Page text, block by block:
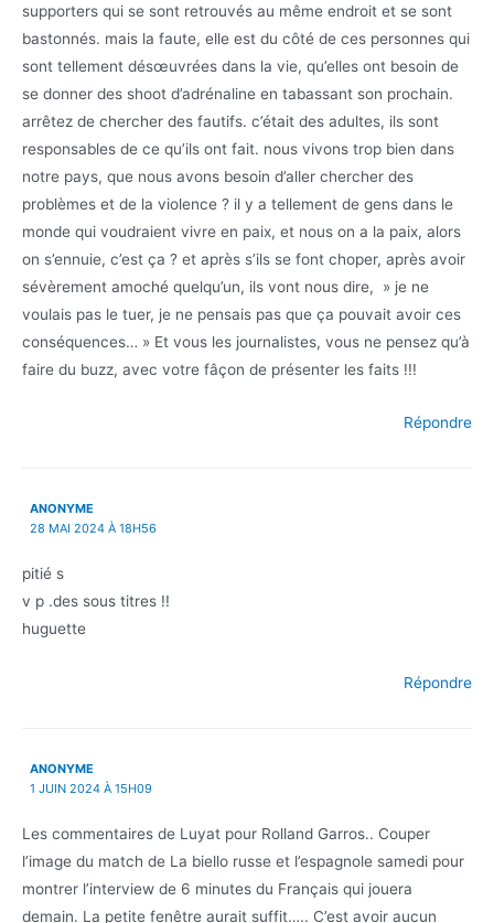
supporters qui se sont retrouvés au même endroit et se sont
bastonnés. mais la faute, elle est du côté de ces personnes qui
sont tellement désœuvrées dans la vie, qu’elles ont besoin de
se donner des shoot d’adrénaline en tabassant son prochain.
arrêtez de chercher des fautifs. c’était des adultes, ils sont
responsables de ce qu’ils ont fait. nous vivons trop bien dans
notre pays, que nous avons besoin d’aller chercher des
problèmes et de la violence ? il y a tellement de gens dans le
monde qui voudraient vivre en paix, et nous on a la paix, alors
on s’ennuie, c’est ça ? et après s’ils se font choper, après avoir
sévèrement amoché quelqu’un, ils vont nous dire, » je ne
voulais pas le tuer, je ne pensais pas que ça pouvait avoir ces
conséquences… » Et vous les journalistes, vous ne pensez qu’à
faire du buzz, avec votre fâçon de présenter les faits !!!
Répondre
ANONYME
28 MAI 2024 À 18H56
pitié s
v p .des sous titres !!
huguette
Répondre
ANONYME
1 JUIN 2024 À 15H09
Les commentaires de Luyat pour Rolland Garros.. Couper
l’image du match de La biello russe et l’espagnole samedi pour
montrer l’interview de 6 minutes du Français qui jouera
demain. La petite fenêtre aurait suffit….. C’est avoir aucun